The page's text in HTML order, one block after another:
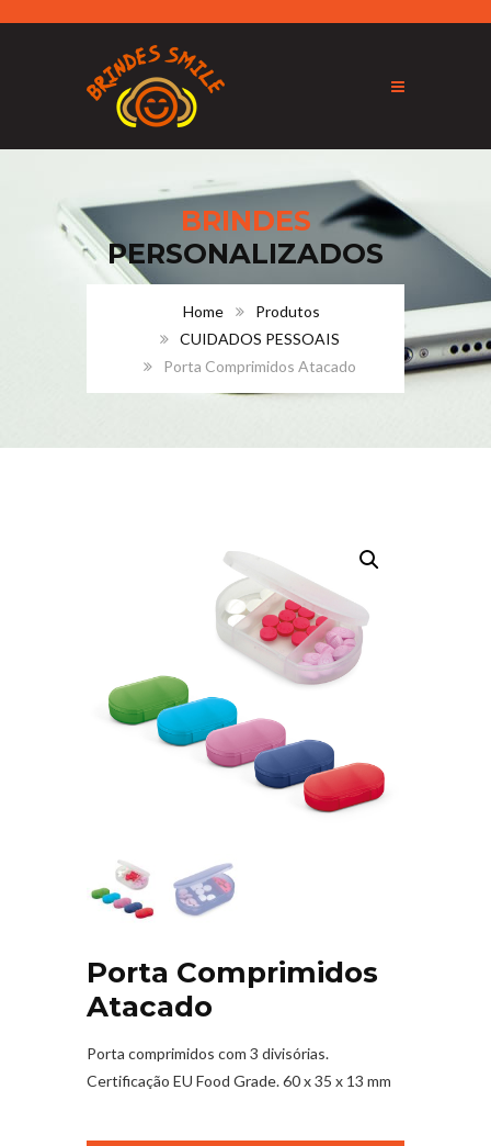
BRINDES
PERSONALIZADOS
Home
Produtos
CUIDADOS PESSOAIS
Porta Comprimidos Atacado
Porta Comprimidos
Atacado
Porta comprimidos com 3 divisórias.
Certificação EU Food Grade. 60 x 35 x 13 mm